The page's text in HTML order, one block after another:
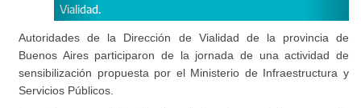
Autoridades de la Dirección de Vialidad de la provincia de
Buenos Aires participaron de la jornada de una actividad de
sensibilización propuesta por el Ministerio de Infraestructura y
Servicios Públicos.